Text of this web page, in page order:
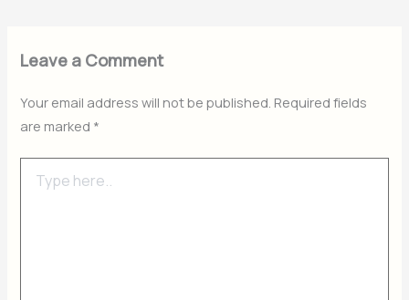
Leave a Comment
Your email address will not be published. Required fields
are marked *
here..